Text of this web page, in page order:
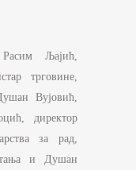
Љајић,
трговине,
Вујовић,
директор
за рад,
и Душан